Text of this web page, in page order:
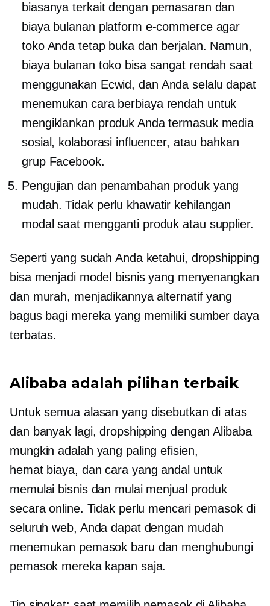
biasanya terkait dengan pemasaran dan
biaya bulanan platform e-commerce agar
toko Anda tetap buka dan berjalan. Namun,
biaya bulanan toko bisa sangat rendah saat
menggunakan Ecwid, dan Anda selalu dapat
menemukan cara berbiaya rendah untuk
mengiklankan produk Anda termasuk media
sosial, kolaborasi influencer, atau bahkan
grup Facebook.
Pengujian dan penambahan produk yang
mudah. Tidak perlu khawatir kehilangan
modal saat mengganti produk atau supplier.
Seperti yang sudah Anda ketahui, dropshipping
bisa menjadi model bisnis yang menyenangkan
dan murah, menjadikannya alternatif yang
bagus bagi mereka yang memiliki sumber daya
terbatas.
Alibaba adalah pilihan terbaik
Untuk semua alasan yang disebutkan di atas
dan banyak lagi, dropshipping dengan Alibaba
mungkin adalah yang paling efisien,
hemat biaya, dan cara yang andal untuk
memulai bisnis dan mulai menjual produk
secara online. Tidak perlu mencari pemasok di
seluruh web, Anda dapat dengan mudah
menemukan pemasok baru dan menghubungi
pemasok mereka kapan saja.